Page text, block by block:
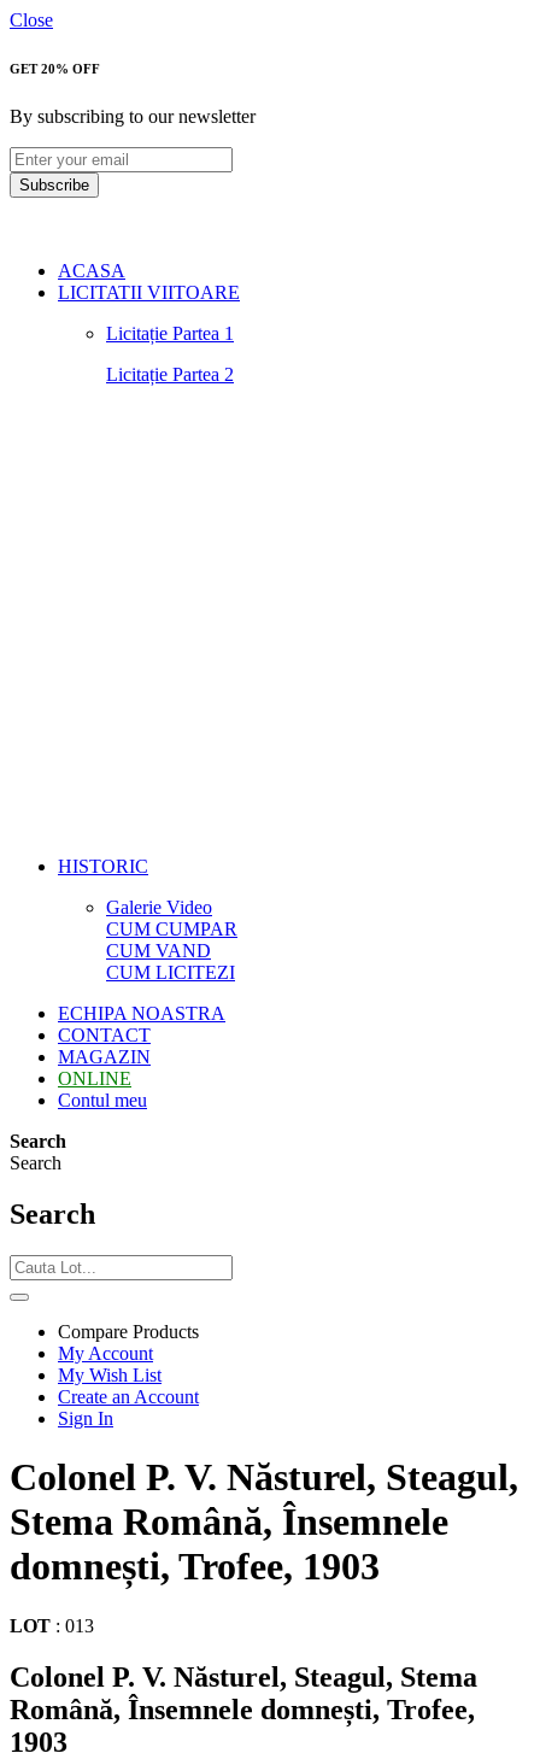
Close
GET 20% OFF
By subscribing to our newsletter
Subscribe
ACASA
LICITATII VIITOARE
Licitație Partea 1
Licitație Partea 2
HISTORIC
Galerie Video
CUM CUMPAR
CUM VAND
CUM LICITEZI
ECHIPA NOASTRA
CONTACT
MAGAZIN
ONLINE
Contul meu
Search
Search
Search
Compare Products
My Account
My Wish List
Create an Account
Sign In
Colonel P. V. Năsturel, Steagul,
Stema Română, Însemnele
domnești, Trofee, 1903
LOT : 013
Colonel P. V. Năsturel, Steagul, Stema
Română, Însemnele domnești, Trofee,
1903